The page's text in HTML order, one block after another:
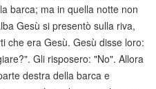
barca; ma in quella notte non
Gesù si presentò sulla riva,
che era Gesù. Gesù disse loro:
Gli risposero: "No". Allora
destra della barca e